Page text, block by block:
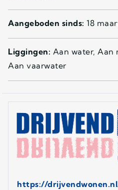
Aangeboden sinds: 18
Liggingen: Aan water,
Aan vaarwater
https://